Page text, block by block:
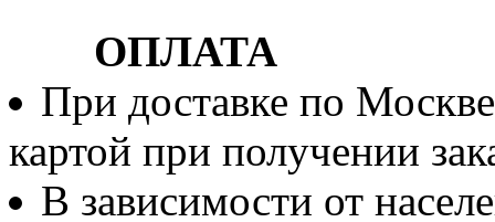
ОПЛАТА
При доставке по
картой при получении
В зависимости от